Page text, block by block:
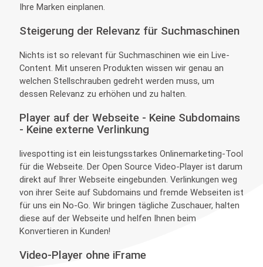
Ihre Marken einplanen.
Steigerung der Relevanz für Suchmaschinen
Nichts ist so relevant für Suchmaschinen wie ein Live-
Content. Mit unseren Produkten wissen wir genau an
welchen Stellschrauben gedreht werden muss, um
dessen Relevanz zu erhöhen und zu halten.
Player auf der Webseite - Keine Subdomains
- Keine externe Verlinkung
livespotting ist ein leistungsstarkes Onlinemarketing-Tool
für die Webseite. Der Open Source Video-Player ist darum
direkt auf Ihrer Webseite eingebunden. Verlinkungen weg
von ihrer Seite auf Subdomains und fremde Webseiten ist
für uns ein No-Go. Wir bringen tägliche Zuschauer, halten
diese auf der Webseite und helfen Ihnen beim
Konvertieren in Kunden!
Video-Player ohne iFrame